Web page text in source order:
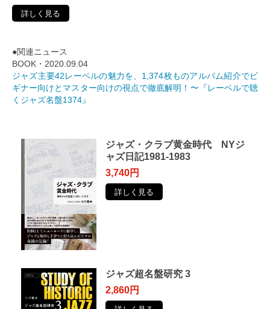
詳しく見る
●関連ニュース
BOOK・2020.09.04
ジャズ主要42レーベルの魅力を、1,374枚ものアルバム紹介でビ
ギナー向けとマスター向けの視点で徹底解明！〜『レーベルで聴
くジャズ名盤1374』
ジャズ・クラブ黄金時代 NYジ
ャズ日記1981-1983
3,740円
詳しく見る
ジャズ超名盤研究 3
2,860円